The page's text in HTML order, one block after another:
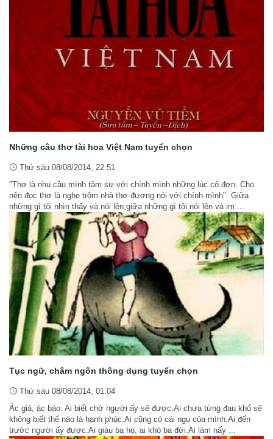
Những câu thơ tài hoa Việt Nam tuyển chọn
Thứ sáu 08/08/2014, 22:51
"Thơ là nhu cầu mình tâm sự với chính mình những lúc cô đơn. Cho
nên đọc thơ là nghe trộm nhà thơ đương nói với chính mình". Giữa
những gì tôi nhìn thấy và nói lên,giữa những gì tôi nói lên và im ...
Tục ngữ, châm ngôn thông dụng tuyển chọn
Thứ sáu 08/08/2014, 01:04
Ác giả, ác báo. Ai biết chờ người ấy sẽ được.Ai chưa từng đau khổ sẽ
không biết thế nào là hạnh phúc.Ai cũng có cái ngu của mình.Ai đến
trước người ấy được.Ai giàu ba họ, ai khó ba đời.Ai làm nấy ...